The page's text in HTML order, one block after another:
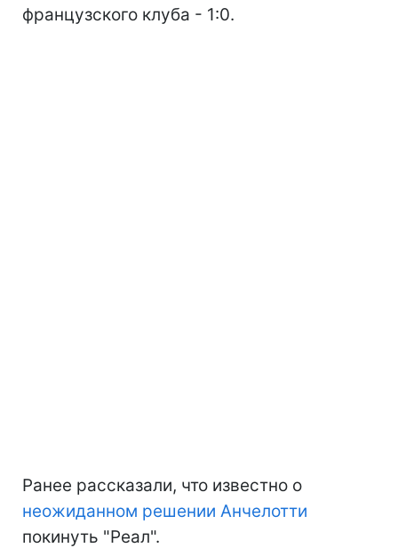
французского клуба - 1:0.
Ранее рассказали, что известно о
неожиданном решении Анчелотти
покинуть "Реал".